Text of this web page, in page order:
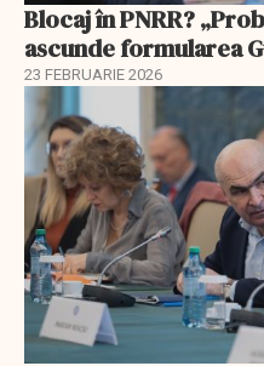
Blocaj în PNRR?
ascunde formularea
23 FEBRUARIE 2026